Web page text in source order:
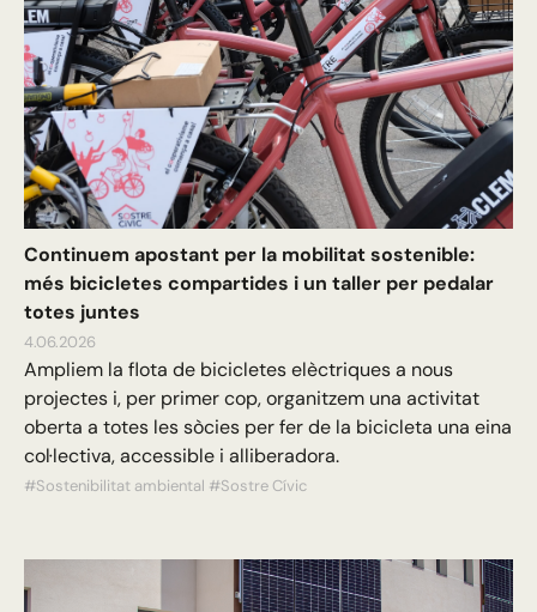
Continuem apostant per la mobilitat sostenible:
més bicicletes compartides i un taller per pedalar
totes juntes
4.06.2026
Ampliem la flota de bicicletes elèctriques a nous
projectes i, per primer cop, organitzem una activitat
oberta a totes les sòcies per fer de la bicicleta una eina
col·lectiva, accessible i alliberadora.
#Sostenibilitat ambiental #Sostre Cívic